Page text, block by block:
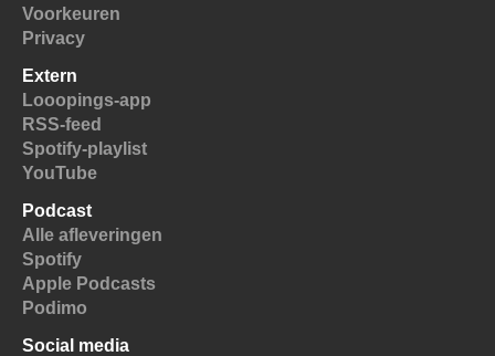
Voorkeuren
Privacy
Extern
Looopings-app
RSS-feed
Spotify-playlist
YouTube
Podcast
Alle afleveringen
Spotify
Apple Podcasts
Podimo
Social media